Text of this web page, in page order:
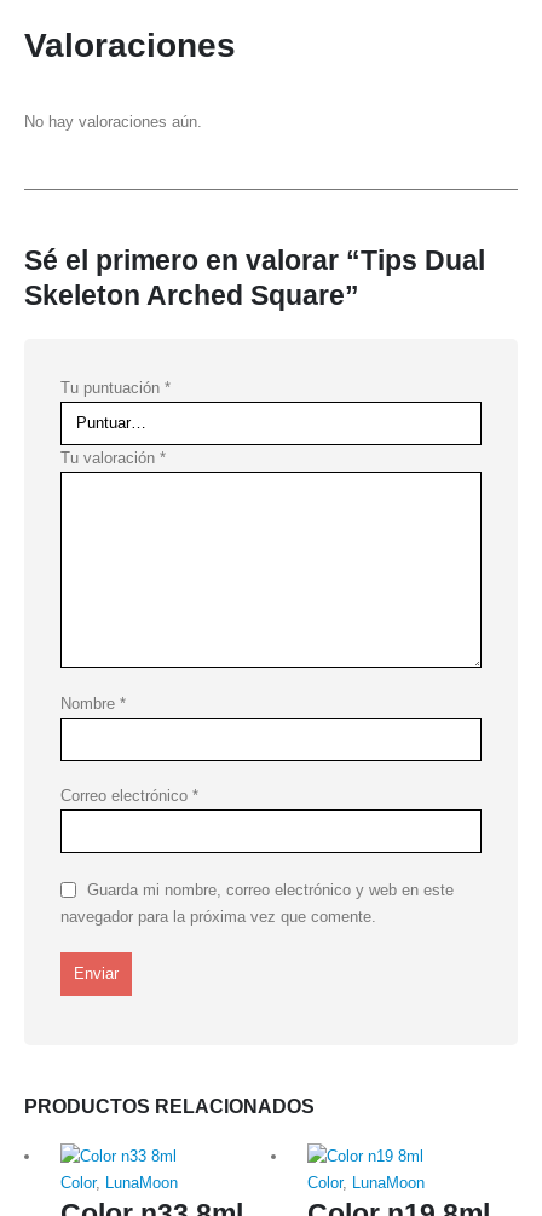
Valoraciones
No hay valoraciones aún.
Sé el primero en valorar “Tips Dual
Skeleton Arched Square”
Tu puntuación *
Tu valoración *
Nombre *
Correo electrónico *
Guarda mi nombre, correo electrónico y web en este
navegador para la próxima vez que comente.
PRODUCTOS RELACIONADOS
Color, LunaMoon Color, LunaMoon